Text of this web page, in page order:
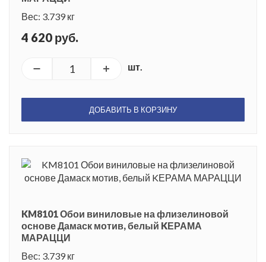
Вес: 3.739 кг
4 620 руб.
шт.
ДОБАВИТЬ В КОРЗИНУ
KM8101 Обои виниловые на флизелиновой
основе Дамаск мотив, белый KЕРАМА
МАРАЦЦИ
Вес: 3.739 кг